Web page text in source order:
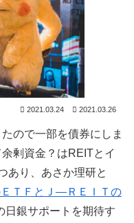
2021.03.24 2021.03.26
ので一部を債券にしま
剰資金？はREITとイ
あり、あさか理研と
ＴＦとＪ―ＲＥＩＴの
日銀サポートを期待す